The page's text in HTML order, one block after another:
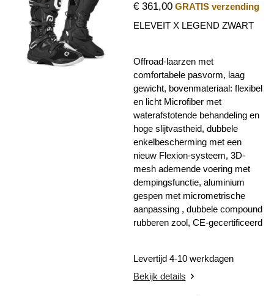
€ 361,00 GRATIS verzending
ELEVEIT X LEGEND ZWART
Offroad-laarzen met
comfortabele pasvorm, laag
gewicht, bovenmateriaal: flexibel
en licht Microfiber met
waterafstotende behandeling en
hoge slijtvastheid, dubbele
enkelbescherming met een
nieuw Flexion-systeem, 3D-
mesh ademende voering met
dempingsfunctie, aluminium
gespen met micrometrische
aanpassing , dubbele compound
rubberen zool, CE-gecertificeerd
Levertijd 4-10 werkdagen
Bekijk details